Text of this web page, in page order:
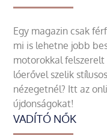
Egy magazin csak
mi is lehetne jobb
motorokkal felszerelt
lóerővel szelik
nézegetnél? Itt az
újdonságokat!
VADÍTÓ NŐK